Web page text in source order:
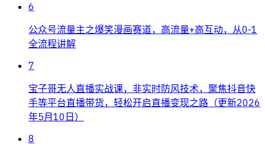
6
公众号流量主之爆笑漫画赛道，高流量+高互动，从0-1
全流程讲解
7
宝子哥无人直播实战课，非实时防风技术，聚焦抖音快
手等平台直播带货，轻松开启直播变现之路（更新2026
年5月10日）
8